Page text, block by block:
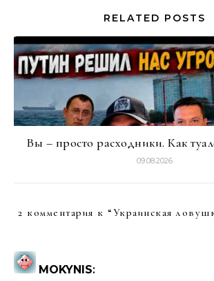
RELATED POSTS
Вы – просто расходники. Как
09.08.2026
2 комментария к “Украинская
MOKYNIS: